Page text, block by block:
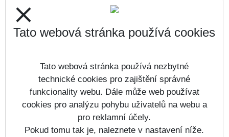
28.10.
Den vzniku samostatného československého státu
Út
Štědrý den
1. svátek vánoční
close
Tato webová stránka používá cookies
Tato webová stránka používá nezbytné
technické cookies pro zajištění správné
funkcionality webu. Dále může web používat
cookies pro analýzu pohybu uživatelů na webu a
pro reklamní účely.
Pokud tomu tak je, naleznete v nastavení níže.